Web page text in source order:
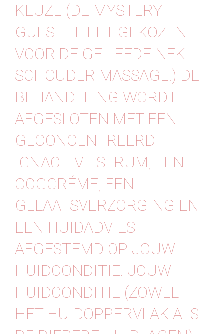
KEUZE (DE MYSTERY
GUEST HEEFT GEKOZEN
VOOR DE GELIEFDE NEK-
SCHOUDER MASSAGE!) DE
BEHANDELING WORDT
AFGESLOTEN MET EEN
GECONCENTREERD
IONACTIVE SERUM, EEN
OOGCRÉME, EEN
GELAATSVERZORGING EN
EEN HUIDADVIES
AFGESTEMD OP JOUW
HUIDCONDITIE. JOUW
HUIDCONDITIE (ZOWEL
HET HUIDOPPERVLAK ALS